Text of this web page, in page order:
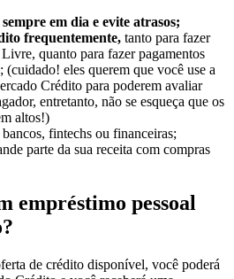
em dia e evite atrasos;
frequentemente, tanto para fazer
quanto para fazer pagamentos
eles querem que você use a
Crédito para poderem avaliar
entretanto, não se esqueça que os
altos!)
fintechs ou financeiras;
parte da sua receita com compras
empréstimo pessoal
de crédito disponível, você poderá